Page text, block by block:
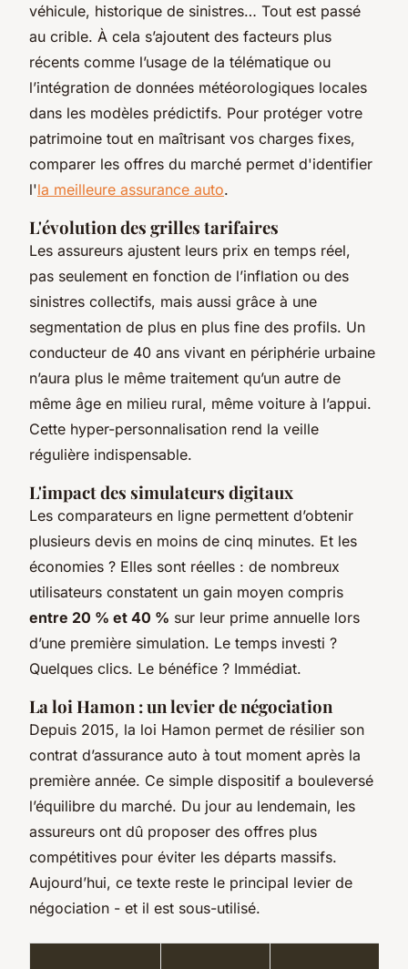
véhicule, historique de sinistres… Tout est passé
au crible. À cela s’ajoutent des facteurs plus
récents comme l’usage de la télématique ou
l’intégration de données météorologiques locales
dans les modèles prédictifs. Pour protéger votre
patrimoine tout en maîtrisant vos charges fixes,
comparer les offres du marché permet d'identifier
l'la meilleure assurance auto.
L'évolution des grilles tarifaires
Les assureurs ajustent leurs prix en temps réel,
pas seulement en fonction de l’inflation ou des
sinistres collectifs, mais aussi grâce à une
segmentation de plus en plus fine des profils. Un
conducteur de 40 ans vivant en périphérie urbaine
n’aura plus le même traitement qu’un autre de
même âge en milieu rural, même voiture à l’appui.
Cette hyper-personnalisation rend la veille
régulière indispensable.
L'impact des simulateurs digitaux
Les comparateurs en ligne permettent d’obtenir
plusieurs devis en moins de cinq minutes. Et les
économies ? Elles sont réelles : de nombreux
utilisateurs constatent un gain moyen compris
entre 20 % et 40 % sur leur prime annuelle lors
d’une première simulation. Le temps investi ?
Quelques clics. Le bénéfice ? Immédiat.
La loi Hamon : un levier de négociation
Depuis 2015, la loi Hamon permet de résilier son
contrat d’assurance auto à tout moment après la
première année. Ce simple dispositif a bouleversé
l’équilibre du marché. Du jour au lendemain, les
assureurs ont dû proposer des offres plus
compétitives pour éviter les départs massifs.
Aujourd’hui, ce texte reste le principal levier de
négociation - et il est sous-utilisé.